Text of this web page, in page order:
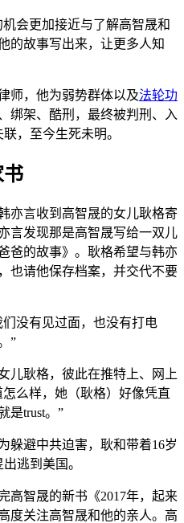
会更加接近与了解高智晟和
的故事写出来，让更多人知
师，他为弱势群体以及法轮功
绑架、酷刑，最终被判刑、入
，至今生死未明。
书
亦言收到高智晟的女儿耿格寄
言发现那是高智晟写给一双儿
爸的故事》。耿格希望与韩亦
也请他保存档案，并交代不要
没有见过面，也没有打电
”
儿耿格，彼此在推特上、网上
么样，她（耿格）好像凭直
是trust。”
躲避中共迫害，耿和带着16岁
逃到美国。
高智晟的新书《2017年，起来
度关注高智晟和他的亲人。高